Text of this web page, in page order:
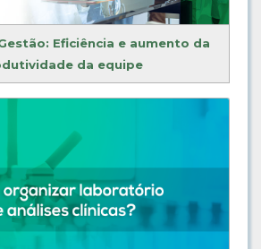
Eficiência e aumento da
da equipe